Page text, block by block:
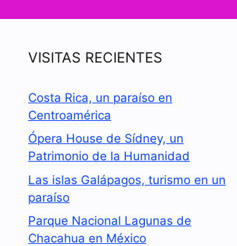
VISITAS RECIENTES
Costa Rica, un paraíso en
Centroamérica
Ópera House de Sídney, un
Patrimonio de la Humanidad
Las islas Galápagos, turismo en un
paraíso
Parque Nacional Lagunas de
Chacahua en México